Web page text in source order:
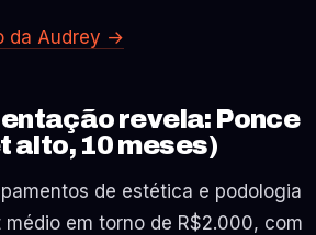
da Audrey →
revela: Ponce
alto, 10 meses)
de estética e podologia
em torno de R$2.000, com